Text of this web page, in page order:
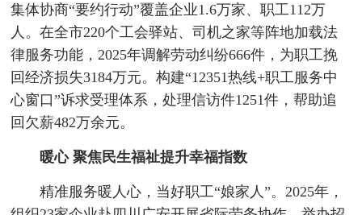
集体协商“要约行动”覆盖企业1.6万家、职工112万
人。在全市220个工会驿站、司机之家等阵地加载法
律服务功能，2025年调解劳动纠纷666件，为职工挽
回经济损失3184万元。构建“12351热线+职工服务中
心窗口”诉求受理体系，处理信访件1251件，帮助追
回欠薪482万余元。
暖心 聚焦民生福祉提升幸福指数
精准服务暖人心，当好职工“娘家人”。2025年，